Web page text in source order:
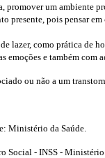
promover um ambiente
presente, pois pensar
lazer, como prática de
emoções e também com
ou não a um
Ministério da Saúde.
Social - INSS - Ministério